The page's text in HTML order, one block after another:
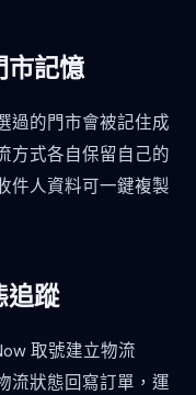
市記憶
過的門市會被記住成
方式各自保留自己的
件人資料可一鍵複製
追蹤
取號建立物流
流狀態回寫訂單，運